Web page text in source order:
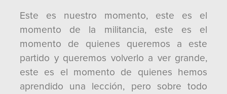
Este es nuestro momento, este es el
momento de la militancia, este es el
momento de quienes queremos a este
partido y queremos volverlo a ver grande,
este es el momento de quienes hemos
aprendido una lección, pero sobre todo